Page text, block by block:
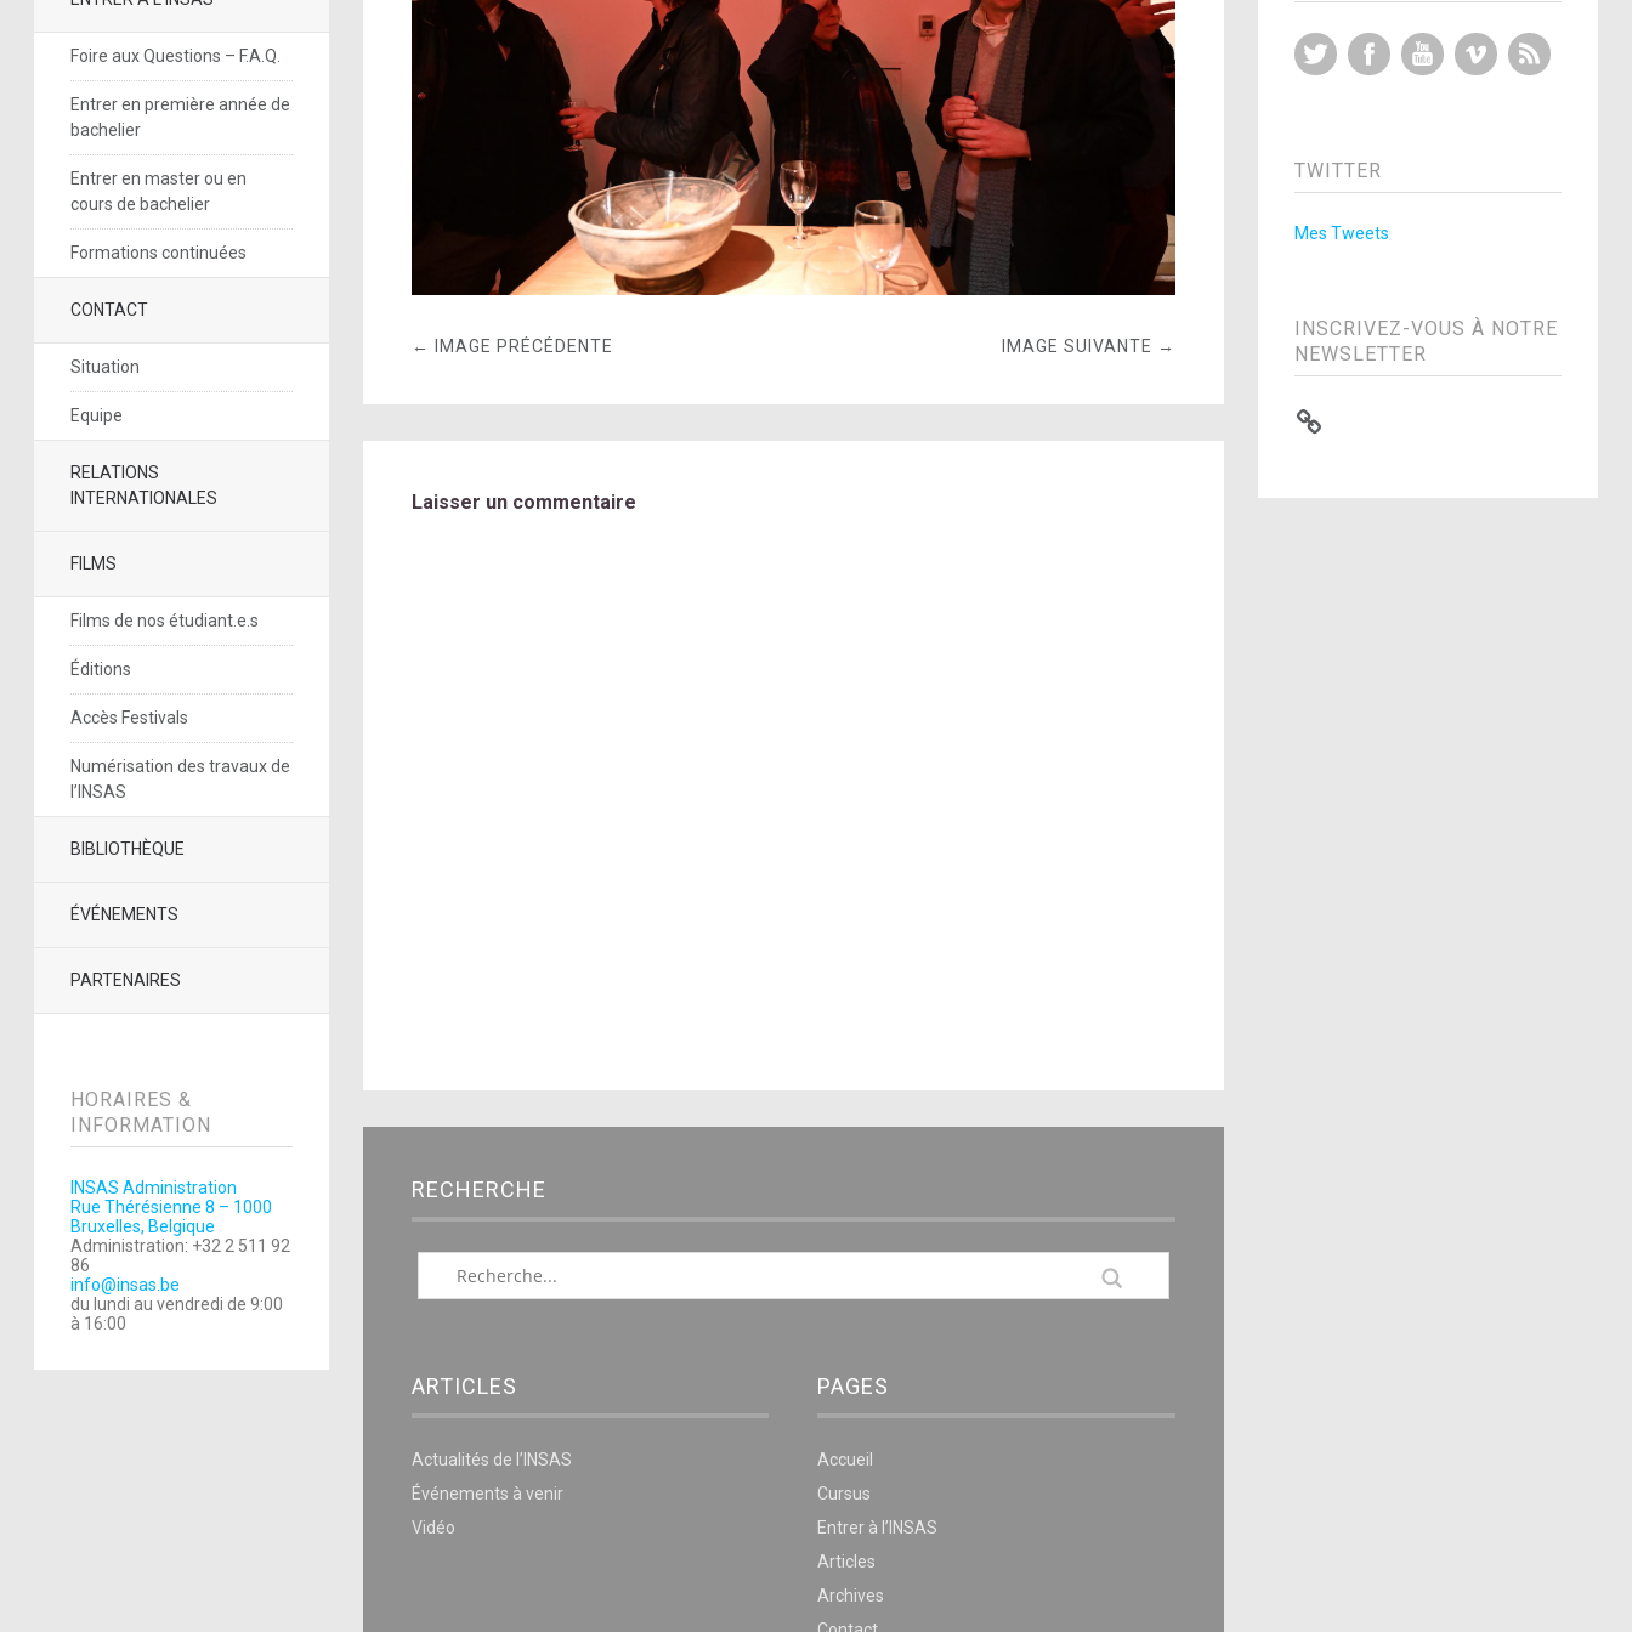
Foire aux Questions – F.A.Q.
Entrer en première année de
bachelier
Entrer en master ou en
cours de bachelier
Formations continuées
CONTACT
Situation
Equipe
RELATIONS
INTERNATIONALES
FILMS
Films de nos étudiant.e.s
Éditions
Accès Festivals
Numérisation des travaux de
l’INSAS
BIBLIOTHÈQUE
ÉVÉNEMENTS
PARTENAIRES
HORAIRES &
INFORMATION
INSAS Administration
Rue Thérésienne 8 – 1000
Bruxelles, Belgique
Administration: +32 2 511 92
86
info@insas.be
du lundi au vendredi de 9:00
à 16:00
← IMAGE PRÉCÉDENTE IMAGE SUIVANTE →
Laisser un commentaire
RECHERCHE
ARTICLES
Actualités de l’INSAS
Événements à venir
Vidéo
PAGES
Accueil
Cursus
Entrer à l’INSAS
Articles
Archives
Twitter FacebookYouTubeVimeo
TWITTER
Mes Tweets
INSCRIVEZ-VOUS À NOTRE
NEWSLETTER